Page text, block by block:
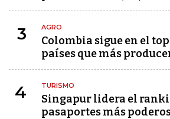
3 AGRO
Colombia sigue en el
países que más
4 TURISMO
Singapur lidera el
pasaportes más